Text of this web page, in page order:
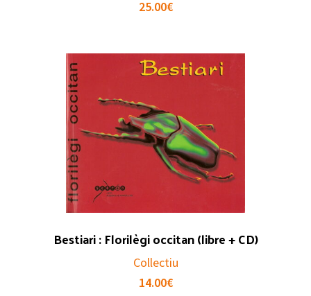
25.00€
Bestiari : Florilègi occitan (libre + CD)
Collectiu
14.00€